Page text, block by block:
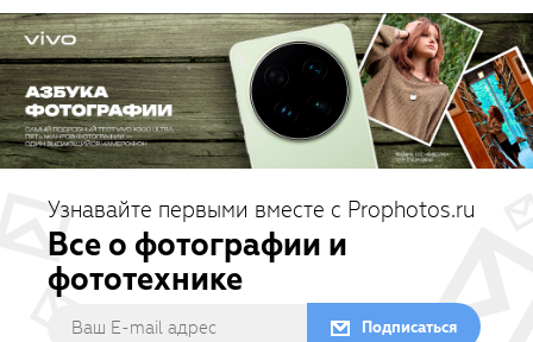
Узнавайте первыми вместе с Prophotos.ru
Все о фотографии и
фототехнике
Подписаться